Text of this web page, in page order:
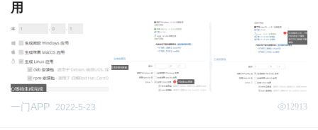
用
一门APP 2022-5-23 12913